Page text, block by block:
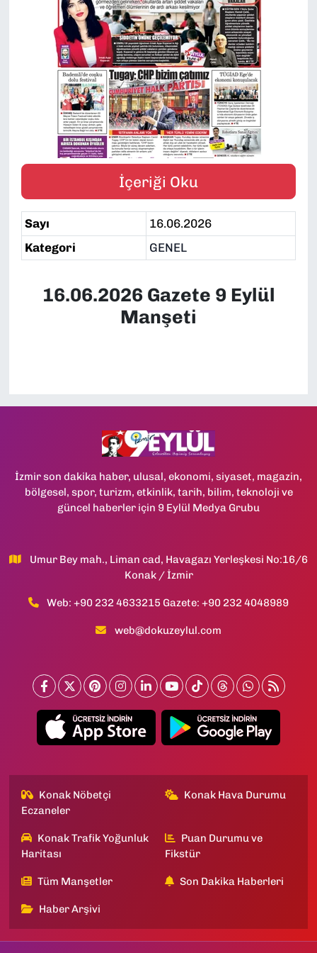
İçeriği Oku
Sayı
16.06.2026
Kategori
GENEL
16.06.2026 Gazete 9 Eylül
Manşeti
İzmir son dakika haber, ulusal, ekonomi, siyaset, magazin,
bölgesel, spor, turizm, etkinlik, tarih, bilim, teknoloji ve
güncel haberler için 9 Eylül Medya Grubu
Umur Bey mah., Liman cad, Havagazı Yerleşkesi No:16/6
Konak / İzmir
Web: +90 232 4633215 Gazete: +90 232 4048989
web@dokuzeylul.com
Konak Nöbetçi
Eczaneler
Konak Hava Durumu
Konak Trafik Yoğunluk
Haritası
Puan Durumu ve
Fikstür
Tüm Manşetler Son Dakika Haberleri
Haber Arşivi
SAĞLIK
SPOR
TEKNOLOJİ
YAŞAM
YEREL YÖNETİMLER